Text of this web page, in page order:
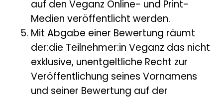
auf den Veganz Online- und Print-
Medien veröffentlicht werden.
Mit Abgabe einer Bewertung räumt
der:die Teilnehmer:in Veganz das nicht
exklusive, unentgeltliche Recht zur
Veröffentlichung seines Vornamens
und seiner Bewertung auf der